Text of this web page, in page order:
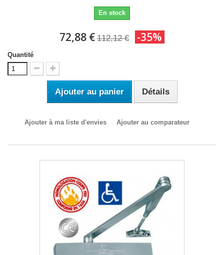
En stock
72,88 € 112,12 € -35%
Quantité
Ajouter au panier Détails
Ajouter à ma liste d'envies Ajouter au comparateur